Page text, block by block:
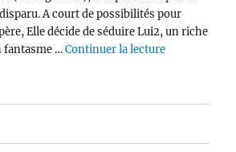
A court de possibilités pour
Elle décide de séduire Lui2, un riche
fantasme …Continuer la lecturede « Devotee